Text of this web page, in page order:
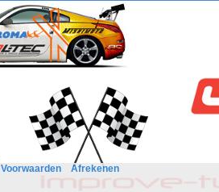
Voorwaarden Afrekenen